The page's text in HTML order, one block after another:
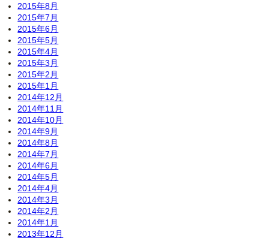
2015年8月
2015年7月
2015年6月
2015年5月
2015年4月
2015年3月
2015年2月
2015年1月
2014年12月
2014年11月
2014年10月
2014年9月
2014年8月
2014年7月
2014年6月
2014年5月
2014年4月
2014年3月
2014年2月
2014年1月
2013年12月